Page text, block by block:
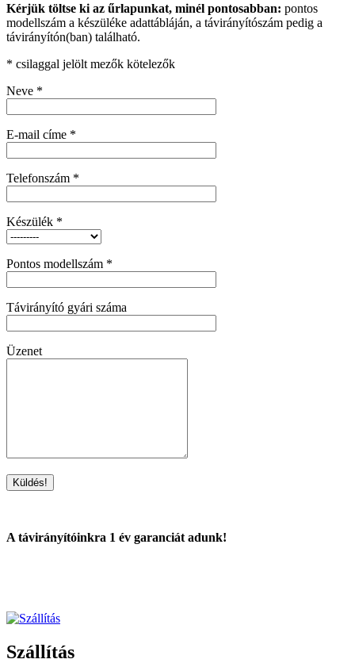
Kérjük töltse ki az űrlapunkat, minél pontosabban: pontos
modellszám a készüléke adattábláján, a távirányítószám pedig a
távirányítón(ban) található.
* csilaggal jelölt mezők kötelezők
Neve *
E-mail címe *
Telefonszám *
Készülék *
Pontos modellszám *
Távirányító gyári száma
Üzenet
A távirányítóinkra 1 év garanciát adunk!
Szállítás